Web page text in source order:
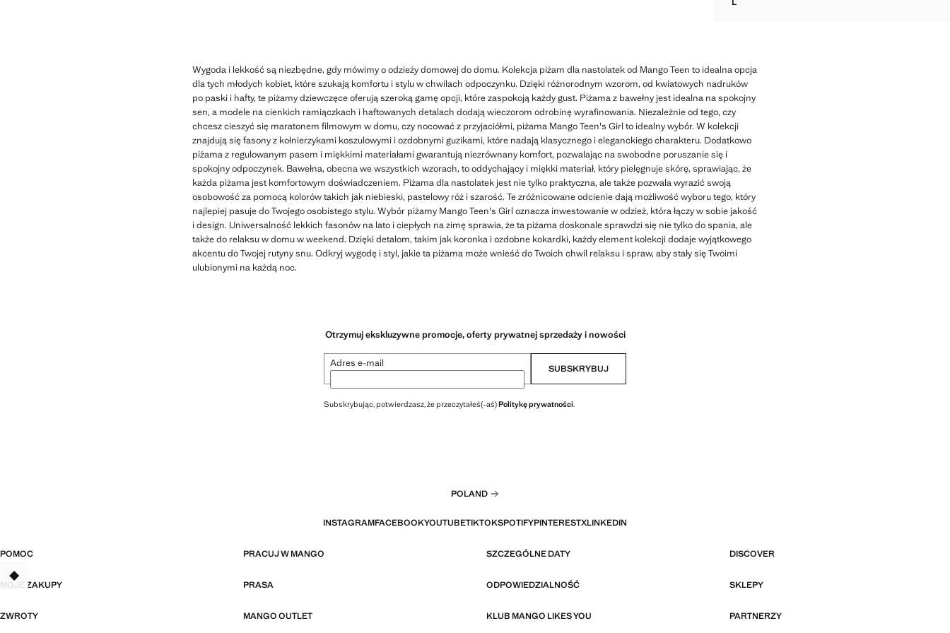
KOMPLET PIŻAMA Z DŁUGIMI NOGAWKAMI
Wygoda i lekkość są niezbędne, gdy mówimy o odzieży domowej do domu. Kolekcja piżam dla nastolatek od Mango Teen to idealna opcja
dla tych młodych kobiet, które szukają komfortu i stylu w chwilach odpoczynku. Dzięki różnorodnym wzorom, od kwiatowych nadruków
po paski i hafty, te piżamy dziewczęce oferują szeroką gamę opcji, które zaspokoją każdy gust. Piżama z bawełny jest idealna na spokojny
sen, a modele na cienkich ramiączkach i haftowanych detalach dodają wieczorom odrobinę wyrafinowania. Niezależnie od tego, czy
chcesz cieszyć się maratonem filmowym w domu, czy nocować z przyjaciółmi, piżama Mango Teen's Girl to idealny wybór. W kolekcji
znajdują się fasony z kołnierzykami koszulowymi i ozdobnymi guzikami, które nadają klasycznego i eleganckiego charakteru. Dodatkowo
piżama z regulowanym pasem i miękkimi materiałami gwarantują niezrównany komfort, pozwalając na swobodne poruszanie się i
spokojny odpoczynek. Bawełna, obecna we wszystkich wzorach, to oddychający i miękki materiał, który pielęgnuje skórę, sprawiając, że
każda piżama jest komfortowym doświadczeniem. Piżama dla nastolatek jest nie tylko praktyczna, ale także pozwala wyrazić swoją
osobowość za pomocą kolorów takich jak niebieski, pastelowy róż i szarość. Te zróżnicowane odcienie dają możliwość wyboru tego, który
najlepiej pasuje do Twojego osobistego stylu. Wybór piżamy Mango Teen's Girl oznacza inwestowanie w odzież, która łączy w sobie jakość
i design. Uniwersalność lekkich fasonów na lato i ciepłych na zimę sprawia, że ta piżama doskonale sprawdzi się nie tylko do spania, ale
także do relaksu w domu w weekend. Dzięki detalom, takim jak koronka i ozdobne kokardki, każdy element kolekcji dodaje wyjątkowego
akcentu do Twojej rutyny snu. Odkryj wygodę i styl, jakie ta piżama może wnieść do Twoich chwil relaksu i spraw, aby stały się Twoimi
ulubionymi na każdą noc.
Otrzymuj ekskluzywne promocje, oferty prywatnej sprzedaży i nowości
Adres e-mail SUBSKRYBUJ
Subskrybując, potwierdzasz, że przeczytałeś(-aś)Politykę prywatności.
POLAND
INSTAGRAMFACEBOOKYOUTUBETIKTOKSPOTIFYPINTERESTXLINKEDIN
POMOC PRACUJ W MANGO SZCZEGÓLNE DATY DISCOVER
MOJE ZAKUPY PRASA ODPOWIEDZIALNOŚĆ SKLEPY
ZWROTY MANGO OUTLET KLUB MANGO LIKES YOU PARTNERZY